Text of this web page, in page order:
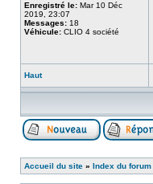
Enregistré le: Mar 10 Déc
2019, 23:07
Messages: 18
Véhicule: CLIO 4 société
Haut
Accueil du site » Index du forum